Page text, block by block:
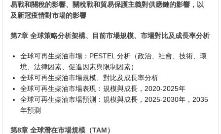
易戰和關稅的影響、關稅戰和貿易保護主義對供應鏈的影響，以
及新冠疫情對市場的影響
第7章 全球策略分析架構、目前市場規模、市場對比及成長率分析
全球可再生柴油市場：PESTEL 分析（政治、社會、技術、環
境、法律因素、促進因素與限制因素）
全球可再生柴油市場規模、對比及成長率分析
全球可再生柴油市場表現：規模與成長，2020-2025年
全球可再生柴油市場預測：規模與成長，2025-2030年，2035
年預測
第8章 全球潛在市場規模（TAM）